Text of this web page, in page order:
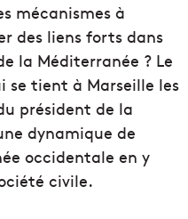
mécanismes à
des liens forts dans
la Méditerranée ? Le
se tient à Marseille les
président de la
dynamique de
occidentale en y
civile.